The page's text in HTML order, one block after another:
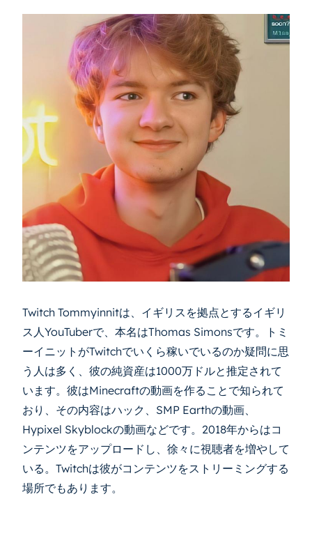
Twitch Tommyinnitは、イギリスを拠点とするイギリ
ス人YouTuberで、本名はThomas Simonsです。トミ
ーイニットがTwitchでいくら稼いでいるのか疑問に思
う人は多く、彼の純資産は1000万ドルと推定されて
います。彼はMinecraftの動画を作ることで知られて
おり、その内容はハック、SMP Earthの動画、
Hypixel Skyblockの動画などです。2018年からはコ
ンテンツをアップロードし、徐々に視聴者を増やして
いる。Twitchは彼がコンテンツをストリーミングする
場所でもあります。